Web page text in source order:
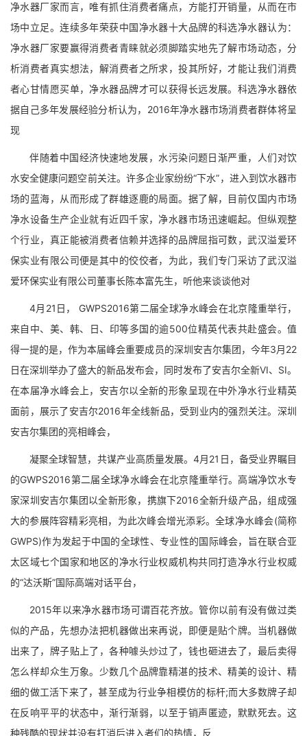
净水器厂家而言，唯有抓住消费者痛点，方能打开销量，从而在市
场中立足。连续多年荣获中国净水器十大品牌的科选净水器认为：
净水器厂家要赢得消费者青睐就必须脚踏实地先了解市场动态，分
析消费者真实想法，解消费者之所求，投其所好，才能让我们消费
者心甘情愿买单，净水器品牌才可以获得长远发展。科选净水器依
据自己多年发展经验分析认为，2016年净水器市场消费者群体将呈
现
伴随着中国经济快速地发展，水污染问题日渐严重，人们对饮
水安全健康问题空前关注。许多企业家纷纷“下水”，进入到饮水器市
场的蓝海，从而形成了群雄逐鹿的局面。据了解，目前仅国内市场
净水设备生产企业就有近四千家，净水器市场迅速崛起。但纵观整
个行业，真正能被消费者信赖并选择的品牌屈指可数，武汉溢爱环
保实业有限公司便是其中的佼佼者，为此，我们专门采访了武汉溢
爱环保实业有限公司董事长陈本富先生，听他来谈谈他对
4月21日， GWPS2016第二届全球净水峰会在北京隆重举行，
来自中、美、韩、日、印等多国的逾500位精英代表共赴盛会。值
得一提的是，作为本届峰会重要成员的深圳安吉尔集团，今年3月22
日在深圳举办了盛大的新品发布会，同时发布了安吉尔全新VI、SI。
在本届净水峰会上，安吉尔以全新的形象呈现在中外净水行业精英
面前，展示了安吉尔2016年全线新品，受到业内的强烈关注。深圳
安吉尔集团的亮相峰会，
凝聚全球智慧，共谋产业高质量发展。4月21日，备受业界瞩目
的GWPS2016第二届全球净水峰会在北京隆重举行。高端净饮水专
家深圳安吉尔集团以全新形象，携旗下2016全新升级产品，组成强
大的参展阵容精彩亮相，为此次峰会增光添彩。全球净水峰会(简称
GWPS)作为发起于中国的全球性、专业性的国际峰会，旨在联合亚
太区域七个国家和地区的净水行业权威机构共同打造净水行业权威
的“达沃斯”国际高端对话平台，
2015年以来净水器市场可谓百花齐放。管你以前有没有做过类
似的产品，先想办法把机器做出来再说，即便是贴个牌。当机器做
出来了，牌子贴上了，各种噱头炒过了，钱也砸进去了，最后卖得
怎么样却众生万象。少数几个品牌靠精湛的技术、精美的设计、精
细的做工活下来了，甚至成为行业争相模仿的标杆;而大多数牌子却
在反响平平的状态中，渐行渐弱，以至于销声匿迹，默默死去。这
种残酷的现状并没有打消后进入者们的热情，反